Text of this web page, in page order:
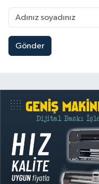
Gönder